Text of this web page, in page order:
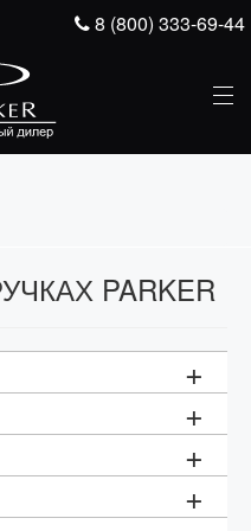
8 (800) 333-69-44
PARKER
+
Цена +
+
Показать надпись +